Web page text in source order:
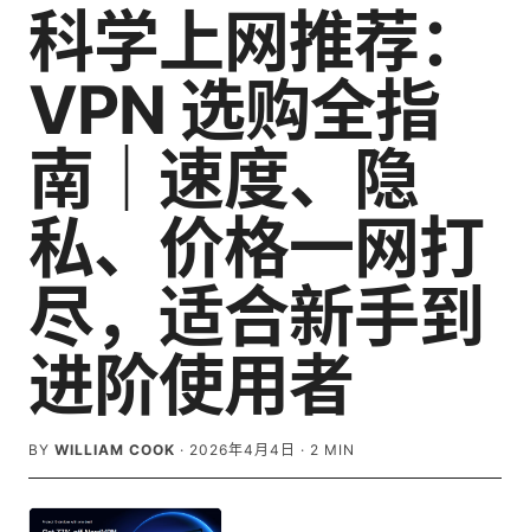
科学上网推荐：
VPN 选购全指
南｜速度、隐
私、价格一网打
尽，适合新手到
进阶使用者
BY WILLIAM COOK · 2026年4月4日 · 2 MIN